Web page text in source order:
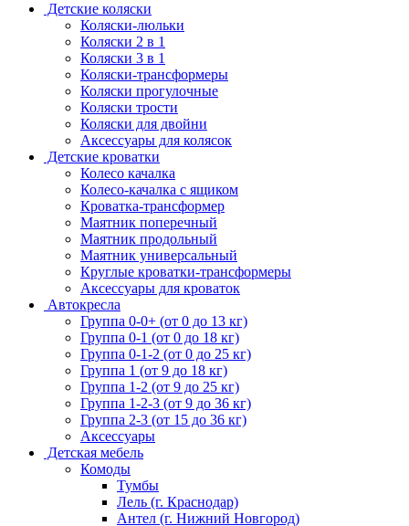
Детские коляски
Коляски-люльки
Коляски 2 в 1
Коляски 3 в 1
Коляски-трансформеры
Коляски прогулочные
Коляски трости
Коляски для двойни
Аксессуары для колясок
Детские кроватки
Колесо качалка
Колесо-качалка с ящиком
Кроватка-трансформер
Маятник поперечный
Маятник продольный
Маятник универсальный
Круглые кроватки-трансформеры
Аксессуары для кроваток
Автокресла
Группа 0-0+ (от 0 до 13 кг)
Группа 0-1 (от 0 до 18 кг)
Группа 0-1-2 (от 0 до 25 кг)
Группа 1 (от 9 до 18 кг)
Группа 1-2 (от 9 до 25 кг)
Группа 1-2-3 (от 9 до 36 кг)
Группа 2-3 (от 15 до 36 кг)
Аксессуары
Детская мебель
Комоды
Тумбы
Лель (г. Краснодар)
Антел (г. Нижний Новгород)